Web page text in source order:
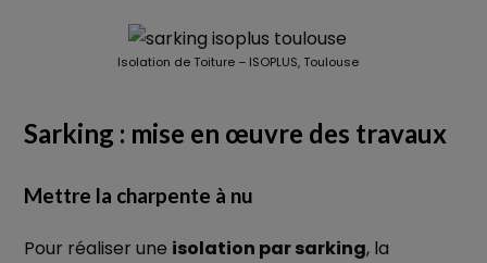
Isolation de Toiture – ISOPLUS, Toulouse
Sarking : mise en œuvre des travaux
Mettre la charpente à nu
Pour réaliser une isolation par sarking, la